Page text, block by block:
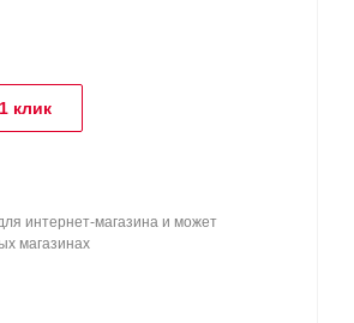
клик
интернет-магазина и может
магазинах